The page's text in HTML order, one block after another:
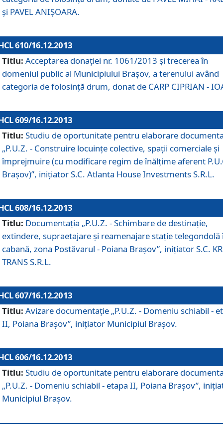
şi PAVEL ANIŞOARA.
610/16.12.2013
Titlu: Acceptarea donaţiei nr. 1061/2013 şi trecerea în
domeniul public al Municipiului Braşov, a terenului având
categoria de folosinţă drum, donat de CARP CIPRIAN -
609/16.12.2013
Titlu: Studiu de oportunitate pentru elaborare
„P.U.Z. - Construire locuinţe colective, spaţii comerciale şi
împrejmuire (cu modificare regim de înălţime aferent
Braşov)”, iniţiator S.C. Atlanta House Investments S.R.L.
608/16.12.2013
Titlu: Documentaţia „P.U.Z. - Schimbare de destinaţie,
extindere, supraetajare şi reamenajare staţie telegondolă
cabană, zona Postăvarul - Poiana Braşov”, iniţiator S.C.
TRANS S.R.L.
607/16.12.2013
Titlu: Avizare documentaţie „P.U.Z. - Domeniu schiabil -
II, Poiana Braşov”, iniţiator Municipiul Braşov.
606/16.12.2013
Titlu: Studiu de oportunitate pentru elaborare
„P.U.Z. - Domeniu schiabil - etapa II, Poiana Braşov”,
Municipiul Braşov.